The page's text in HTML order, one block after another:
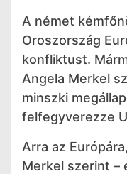
A német
Oroszország
konfliktust.
Angela Merkel
minszki
felfegyverezze
Arra az
Merkel szerint –